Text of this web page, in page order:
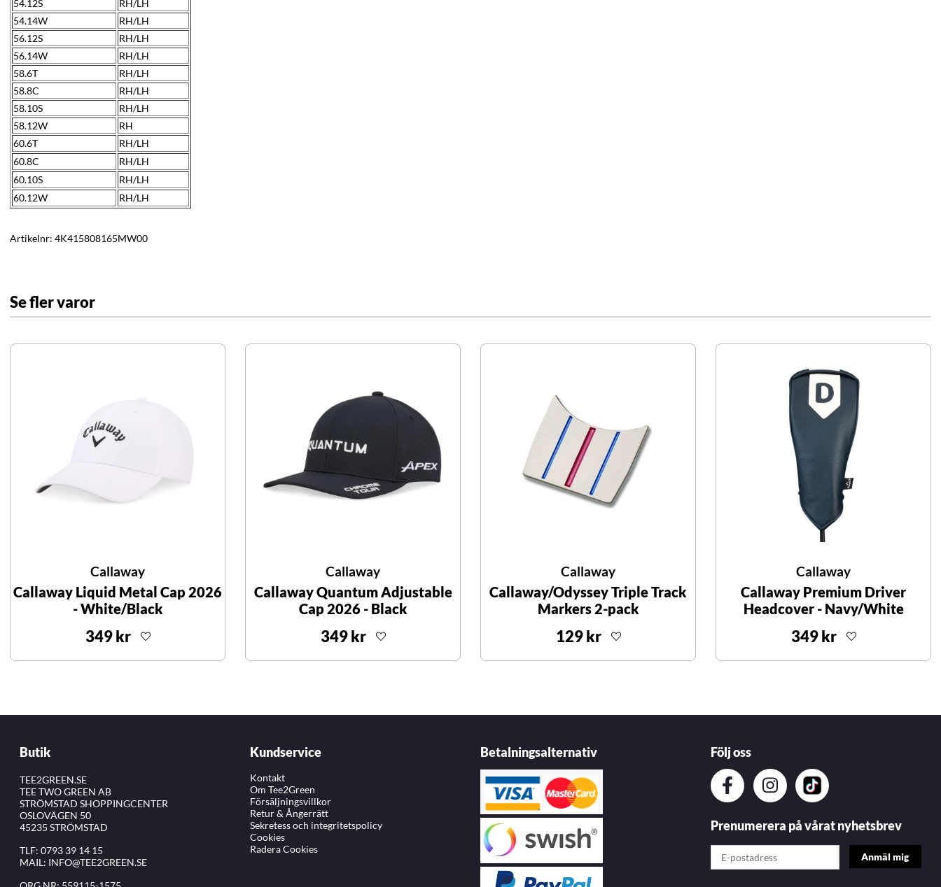
54.12S
RH/LH
54.14W
RH/LH
56.12S
RH/LH
56.14W
RH/LH
58.6T
RH/LH
58.8C
RH/LH
58.10S
RH/LH
58.12W
RH
60.6T
RH/LH
60.8C
RH/LH
60.10S
RH/LH
60.12W
RH/LH
Artikelnr: 4K415808165MW00
Se fler varor
Callaway
Callaway Liquid Metal Cap 2026
- White/Black
349 kr
Callaway
Callaway Quantum Adjustable
Cap 2026 - Black
349 kr
Callaway
Callaway/Odyssey Triple Track
Markers 2-pack
129 kr
Callaway
Callaway Premium Driver
Headcover - Navy/White
349 kr
Butik
TEE2GREEN.SE
TEE TWO GREEN AB
STRÖMSTAD SHOPPINGCENTER
OSLOVÄGEN 50
45235 STRÖMSTAD
TLF: 0793 39 14 15
MAIL: INFO@TEE2GREEN.SE
Kundservice
Kontakt
Om Tee2Green
Försäljningsvillkor
Retur & Ångerrätt
Sekretess och integritetspolicy
Cookies
Radera Cookies
Betalningsalternativ Följ oss
Prenumerera på vårat nyhetsbrev